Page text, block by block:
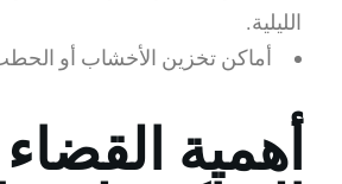
الليلية.
أماكن تخزين الأخشاب أو
أهمية